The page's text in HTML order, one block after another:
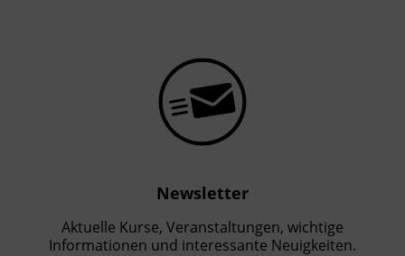
Newsletter
Aktuelle Kurse, Veranstaltungen, wichtige
Informationen und interessante Neuigkeiten.